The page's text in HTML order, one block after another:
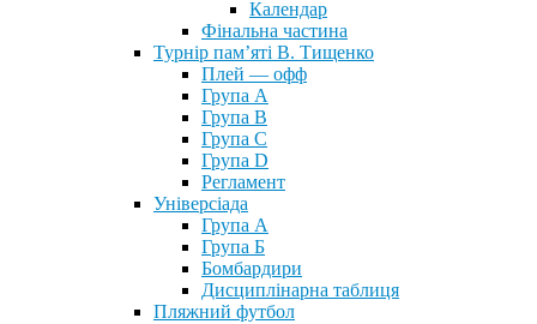
Календар
Фінальна частина
Турнір пам’яті В. Тищенко
Плей — офф
Група А
Група B
Група С
Група D
Регламент
Універсіада
Група А
Група Б
Бомбардири
Дисциплінарна таблиця
Пляжний футбол